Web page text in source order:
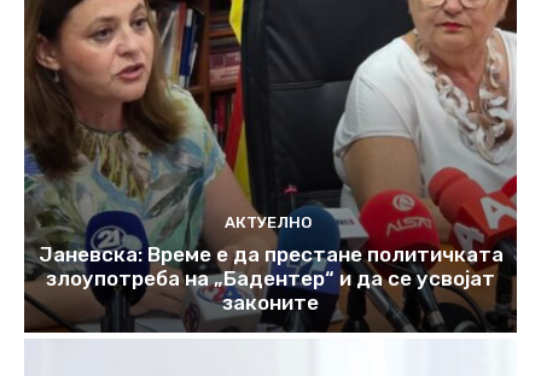
АКТУЕЛНО
Јаневска: Време е да престане политичката
злоупотреба на „Бадентер“ и да се усвојат
законите